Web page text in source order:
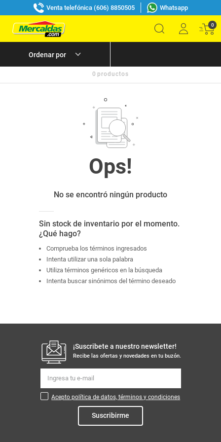
Venta telefónica (606) 8850505 Whatsapp
0
0 productos
No se encontró ningún producto
Sin stock de inventario por el momento.
¿Qué hago?
Comprueba los términos ingresados
Intenta utilizar una sola palabra
Utiliza términos genéricos en la búsqueda
Intenta buscar sinónimos del término deseado
¡Suscribete a nuestro newsletter!
Recibe las ofertas y novedades en tu buzón.
Acepto política de datos, términos y condiciones
Suscribirme